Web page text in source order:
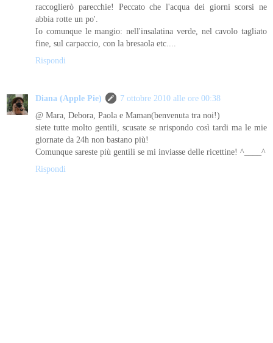
raccoglierò parecchie! Peccato che l'acqua dei giorni scorsi ne
abbia rotte un po'.
Io comunque le mangio: nell'insalatina verde, nel cavolo tagliato
fine, sul carpaccio, con la bresaola etc....
Rispondi
Diana (Apple Pie)
7 ottobre 2010 alle ore 00:38
@ Mara, Debora, Paola e Maman(benvenuta tra noi!)
siete tutte molto gentili, scusate se nrispondo così tardi ma le mie
giornate da 24h non bastano più!
Comunque sareste più gentili se mi inviasse delle ricettine! ^____^
Rispondi